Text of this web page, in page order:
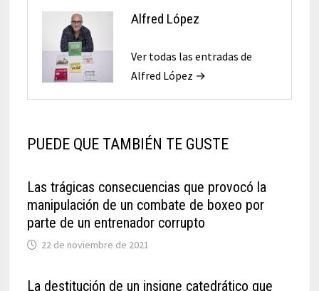
Alfred López
Ver todas las entradas de
Alfred López →
PUEDE QUE TAMBIÉN TE GUSTE
Las trágicas consecuencias que provocó la
manipulación de un combate de boxeo por
parte de un entrenador corrupto
22 de noviembre de 2021
La destitución de un insigne catedrático que